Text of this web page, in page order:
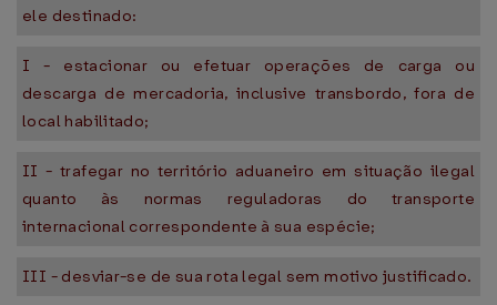
ele destinado:
I - estacionar ou efetuar operações de carga ou
descarga de mercadoria, inclusive transbordo, fora de
local habilitado;
II - trafegar no território aduaneiro em situação ilegal
quanto às normas reguladoras do transporte
internacional correspondente à sua espécie;
III - desviar-se de sua rota legal sem motivo justificado.